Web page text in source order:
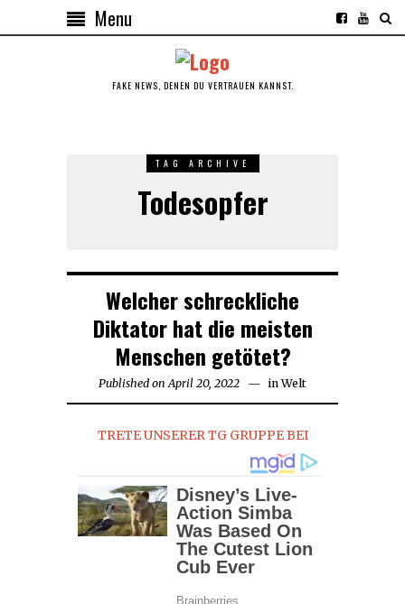
Menu
FAKE NEWS, DENEN DU VERTRAUEN KANNST.
TAG ARCHIVE
Todesopfer
Welcher schreckliche
Diktator hat die meisten
Menschen getötet?
Published on April 20, 2022 April in Welt
TRETE UNSERER TG GRUPPE BEI